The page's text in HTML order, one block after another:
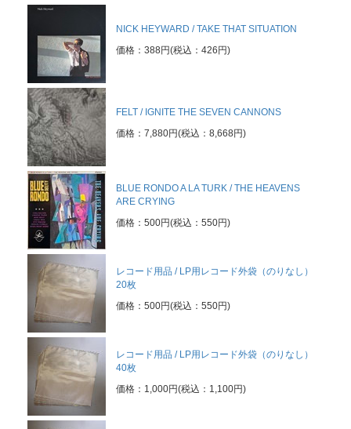
NICK HEYWARD / TAKE THAT SITUATION
価格：388円(税込：426円)
FELT / IGNITE THE SEVEN CANNONS
価格：7,880円(税込：8,668円)
BLUE RONDO A LA TURK / THE HEAVENS
ARE CRYING
価格：500円(税込：550円)
レコード用品 / LP用レコード外袋（のりなし）
20枚
価格：500円(税込：550円)
レコード用品 / LP用レコード外袋（のりなし）
40枚
価格：1,000円(税込：1,100円)